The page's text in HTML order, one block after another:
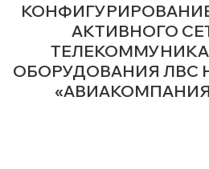
АКТИВНОГО
ОБОРУДОВАНИЯ ЛВС